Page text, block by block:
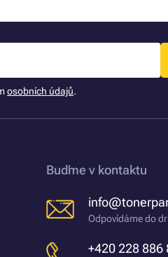
osobních údajů.
Buďme v kontaktu
Odpovídáme do
+420 228 886